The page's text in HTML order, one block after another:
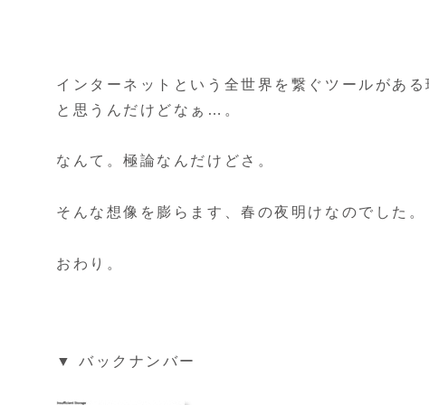
インターネットという全世界を繋ぐツールがあ
と思うんだけどなぁ…。
なんて。極論なんだけどさ。
そんな想像を膨らます、春の夜明けなのでした。
おわり。
▼ バックナンバー